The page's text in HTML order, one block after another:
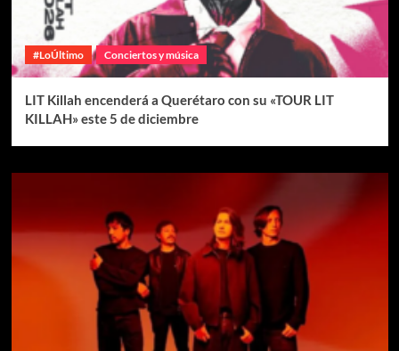
#LoÚltimo Conciertos y música
LIT Killah encenderá a Querétaro con su «TOUR LIT
KILLAH» este 5 de diciembre